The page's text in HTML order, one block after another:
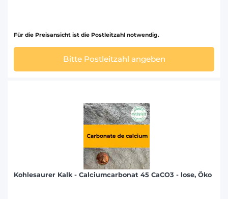
Für die Preisansicht ist die Postleitzahl notwendig.
Bitte Postleitzahl angeben
Kohlesaurer Kalk - Calciumcarbonat 45 CaCO3 - lose, Öko